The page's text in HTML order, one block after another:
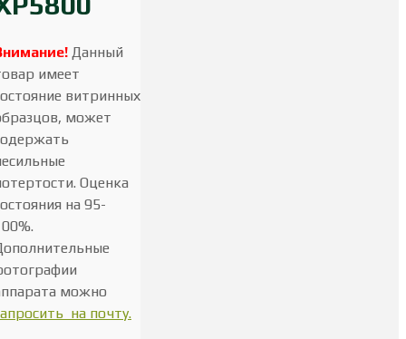
Данный
имеет
витринных
может
Оценка
на 95-
можно
на почту.